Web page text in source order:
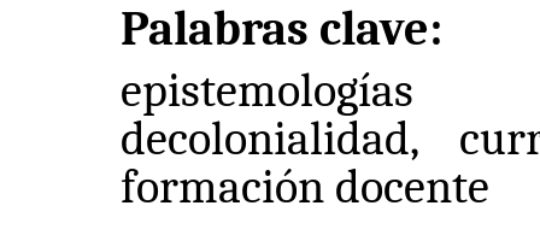
Palabras clave:
decolonialidad,
formación docente